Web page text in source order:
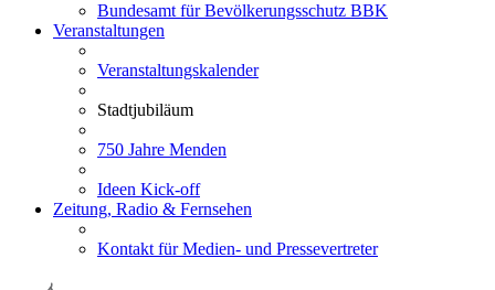
Bundesamt für Bevölkerungsschutz BBK
Veranstaltungen
Veranstaltungskalender
Stadtjubiläum
750 Jahre Menden
Ideen Kick-off
Zeitung, Radio & Fernsehen
Kontakt für Medien- und Pressevertreter